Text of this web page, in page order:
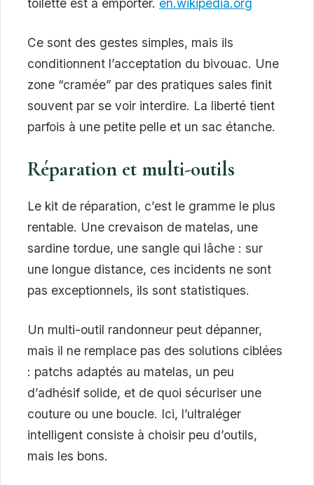
toilette est à emporter. en.wikipedia.org
Ce sont des gestes simples, mais ils
conditionnent l’acceptation du bivouac. Une
zone “cramée” par des pratiques sales finit
souvent par se voir interdire. La liberté tient
parfois à une petite pelle et un sac étanche.
Réparation et multi-outils
Le kit de réparation, c’est le gramme le plus
rentable. Une crevaison de matelas, une
sardine tordue, une sangle qui lâche : sur
une longue distance, ces incidents ne sont
pas exceptionnels, ils sont statistiques.
Un multi-outil randonneur peut dépanner,
mais il ne remplace pas des solutions ciblées
: patchs adaptés au matelas, un peu
d’adhésif solide, et de quoi sécuriser une
couture ou une boucle. Ici, l’ultraléger
intelligent consiste à choisir peu d’outils,
mais les bons.